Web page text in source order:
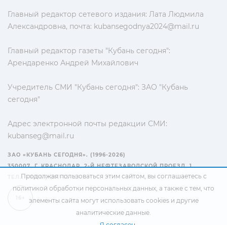
Главный редактор сетевого издания: Лата Людмила
Александровна, почта: kubansegodnya2024@mail.ru
Главный редактор газеты "Кубань сегодня":
Арендаренко Андрей Михайлович
Учредитель СМИ "Кубань сегодня": ЗАО "Кубань
сегодня"
Адрес электронной почты редакции СМИ:
kubanseg@mail.ru
ЗАО «КУБАНЬ СЕГОДНЯ». (1996-2026)
350007, Г. КРАСНОДАР, 2-Й НЕФТЕЗАВОДСКОЙ ПРОЕЗД, 1
ТЕЛ.: +7(861) 267-15-15
Продолжая пользоваться этим сайтом, вы соглашаетесь с
политикой обработки персональных данных, а также с тем, что
элементы сайта могут использовать cookies и другие
аналитические данные.